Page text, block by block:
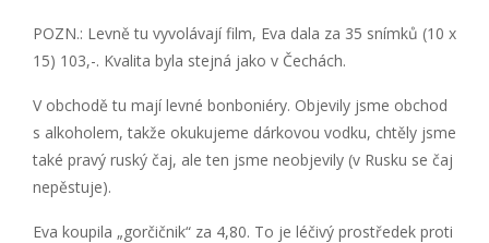
POZN.: Levně tu vyvolávají film, Eva dala za 35 snímků (10 x
15) 103,-. Kvalita byla stejná jako v Čechách.
V obchodě tu mají levné bonboniéry. Objevily jsme obchod
s alkoholem, takže okukujeme dárkovou vodku, chtěly jsme
také pravý ruský čaj, ale ten jsme neobjevily (v Rusku se čaj
nepěstuje).
Eva koupila „gorčičnik“ za 4,80. To je léčivý prostředek proti